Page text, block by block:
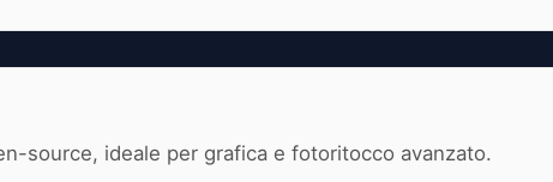
source, ideale per grafica e fotoritocco avanzato.